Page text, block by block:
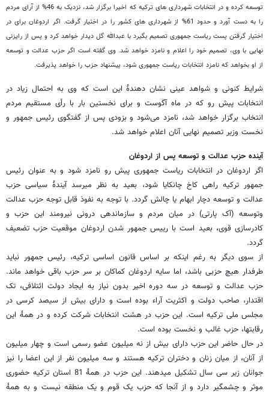
توسعه کرده و در انتخابات شهرداری های ترکیه که اخیرا برگزار شد، نزدیک به 46% از آرای مردم
را به دست آورد و حدود 61% از شهرداری های کشور را در اختیار گرفت. اگر اردوغان برای در
اختیار گرفتن پست ریاست جمهوری تصمیم بگیرد با عبدالله گل دیدار خواهد کرد و پس از رایزنی
نهایی با وی، تصمیم خود را اعلام و نامزد خواهد شد. وی گفته است اگر حزب عدالت و توسعه
از او بخواهد که نامزد انتخابات ریاست جمهوری شود، پیشنهاد حزب را خواهد پذیرفت.
شرایط کنونی و شواهد عینی نشان دهندۀ این است که وی به احتمال زیاد در
انتخابات پیش رو که در ماه آگوست و برای نخستین بار با رأی مستقیم مردم
انتخاب برگزار خواهد شد، نامزد می‌شود و بزودی پس از گفتگوی رئیس جمهور و
نخست وزیر تصمیم نهایی آنان اعلام خواهد شد.
آینده حزب عدالت و توسعه پس از اردوغان
اگر اردوغان در انتخابات ریاست جمهوری پیش رو نامزد شود و به عنوان رئیس
جمهور ترکیه راهی کاخ چانکایا شود، بعید به نظر میرسد آیندۀ سیاسی حزب
عدالت و توسعه دچار ابهام یا چالش گردد. با توجه به نفوذ قابل توجه حزب عدالت
وتوسعه (آک پارتی) در میان مردم و سازماندهی درونی نیرومند این حزب و
کادرسازی قوی، بعید است با رییس جمهور شدن اردوغان موقعیت حزب تضعیف
گردد.
از سوی دیگر به رغم اینکه بر اساس قانون اساسی ترکیه، رئیس جمهور نباید
طرفدار هیچ حزبی باشد، اما سایه اردوغان کماکان بر سر حزب باقی خواهد ماند.
حزب عدالت و توسعه در سه دوره اخیر بدون نیاز به ایجاد دولت ائتلافی، تک
اقتدار، صاحب دولت و اکثریت آراء بوده است و دارای بیش از سیصد کرسی در
مجلس ملی ترکیه است. این حزب در هشت انتخابات شرکت کرده و در همۀ این
رقابتها، حزب غالب و نخست بوده است.
در حال حاضر این حزب دارای بیش از نه میلیون عضو رسمی است و چهار میلیون
از آنان، از میان زنان و دختران ترکیه هستند و سه میلیون نفر از این اعضا را نیز
جوانان زیر سی سال تشکیل میدهند. این حزب در همۀ 81 استان ترکیه حضوری
موثر و چشمگیر دارد و از آنجا که حزب یک قوم و یک منطقه نیست و به همۀ